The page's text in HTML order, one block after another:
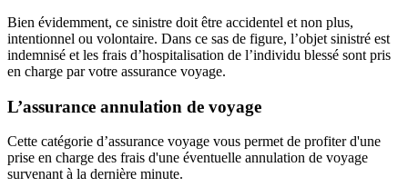
Bien évidemment, ce sinistre doit être accidentel et non plus,
intentionnel ou volontaire. Dans ce sas de figure, l’objet sinistré est
indemnisé et les frais d’hospitalisation de l’individu blessé sont pris
en charge par votre assurance voyage.
L’assurance annulation de voyage
Cette catégorie d’assurance voyage vous permet de profiter d'une
prise en charge des frais d'une éventuelle annulation de voyage
survenant à la dernière minute.